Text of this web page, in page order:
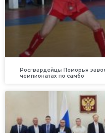
Росгвардейцы Поморья
чемпионатах по самбо